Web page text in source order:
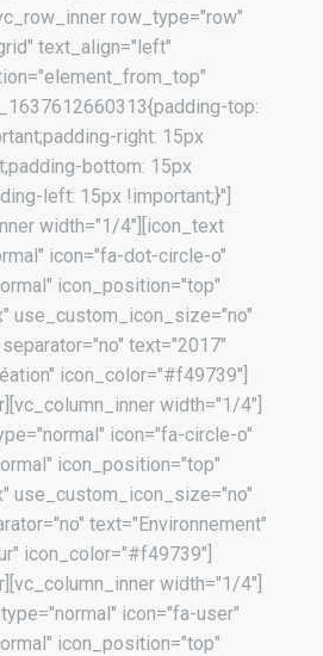
row_type="row"
text_align="left"
top:
right: 15px
bottom: 15px
left: 15px !important;}"]
width="1/4"][icon_text
icon="fa-dot-circle-o"
icon_position="top"
use_custom_icon_size="no"
text="2017"
icon_color="#f49739"]
width="1/4"]
icon="fa-circle-o"
icon_position="top"
use_custom_icon_size="no"
text="Environnement"
icon_color="#f49739"]
width="1/4"]
icon="fa-user"
icon_position="top"